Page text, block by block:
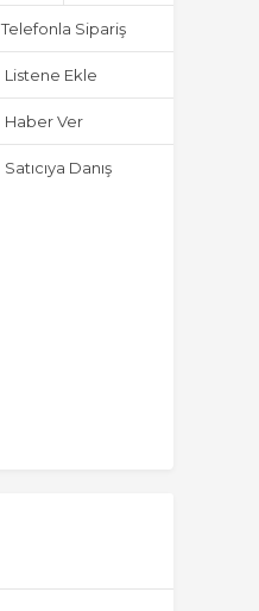
Telefonla Sipariş
Listene Ekle
Haber Ver
Satıcıya Danış